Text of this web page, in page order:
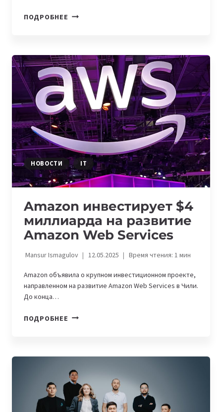
ПОДРОБНЕЕ AWS
АССИСТЕНТА
QUICK
ДЛЯ
РАБОЧЕГО
СТОЛА
НОВОСТИ IT
Amazon инвестирует $4
миллиарда на развитие
Amazon Web Services
Mansur Ismagulov 12.05.2025 Время чтения: 1мин
Amazon объявила о крупном инвестиционном проекте,
направленном на развитие Amazon Web Services в Чили.
До конца…
ПОДРОБНЕЕ AMAZON
РАЗВИТИЕ
AMAZON
WEB
SERVICES